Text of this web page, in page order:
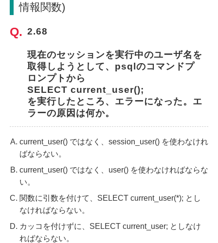
情報関数)
2.68
現在のセッションを実行中のユーザ名を
取得しようとして、psqlのコマンドプ
ロンプトから
SELECT current_user();
を実行したところ、エラーになった。エ
ラーの原因は何か。
current_user() ではなく、session_user() を使わなけれ
ばならない。
current_user() ではなく、user() を使わなければならな
い。
関数に引数を付けて、SELECT current_user(*); とし
なければならない。
カッコを付けずに、SELECT current_user; としなけ
ればならない。